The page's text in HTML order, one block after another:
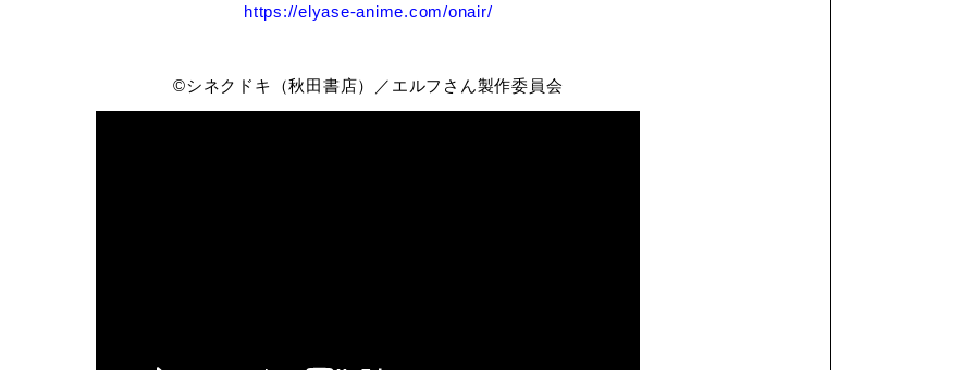
https://elyase-anime.com/onair/
©シネクドキ（秋田書店）／エルフさん製作委員会